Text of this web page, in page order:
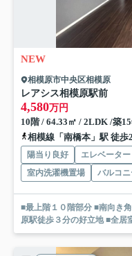
NEW
相模原市中央区相模原
レアシス相模原駅前
4,580万円
10階 / 64.33㎡ / 2LDK /築
相模線「南橋本」駅 徒歩
陽当り良好 エレベーター
室内洗濯機置場
バルコ
■最上階１０階部分 ■南向き
原駅徒歩３分の好立地 ■全居